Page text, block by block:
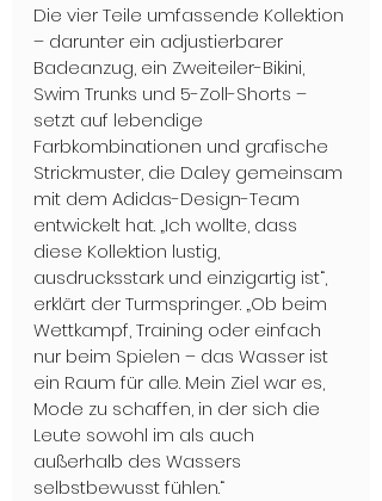
Die vier Teile umfassende Kollektion
– darunter ein adjustierbarer
Badeanzug, ein Zweiteiler-Bikini,
Swim Trunks und 5-Zoll-Shorts –
setzt auf lebendige
Farbkombinationen und grafische
Strickmuster, die Daley gemeinsam
mit dem Adidas-Design-Team
entwickelt hat. „Ich wollte, dass
diese Kollektion lustig,
ausdrucksstark und einzigartig ist“,
erklärt der Turmspringer. „Ob beim
Wettkampf, Training oder einfach
nur beim Spielen – das Wasser ist
ein Raum für alle. Mein Ziel war es,
Mode zu schaffen, in der sich die
Leute sowohl im als auch
außerhalb des Wassers
selbstbewusst fühlen.“